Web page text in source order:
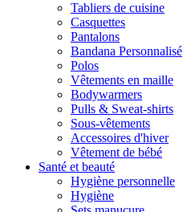
Tabliers de cuisine
Casquettes
Pantalons
Bandana Personnalisé
Polos
Vêtements en maille
Bodywarmers
Pulls & Sweat-shirts
Sous-vêtements
Accessoires d'hiver
Vêtement de bébé
Santé et beauté
Hygiène personnelle
Hygiène